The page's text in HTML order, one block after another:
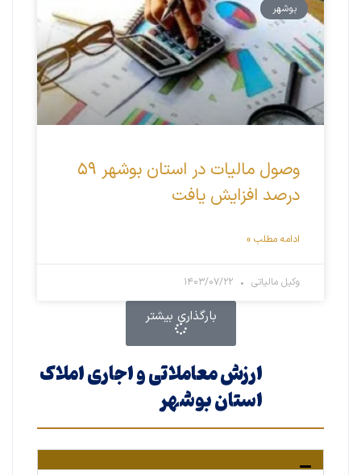
بوشهر
وصول مالیات در استان بوشهر ۵۹
درصد افزایش یافت
ادامه مطلب »
وکیل مالیاتی
بارگذاری بیشتر
ارزش معاملاتی و اجاری املاک
استان بوشهر